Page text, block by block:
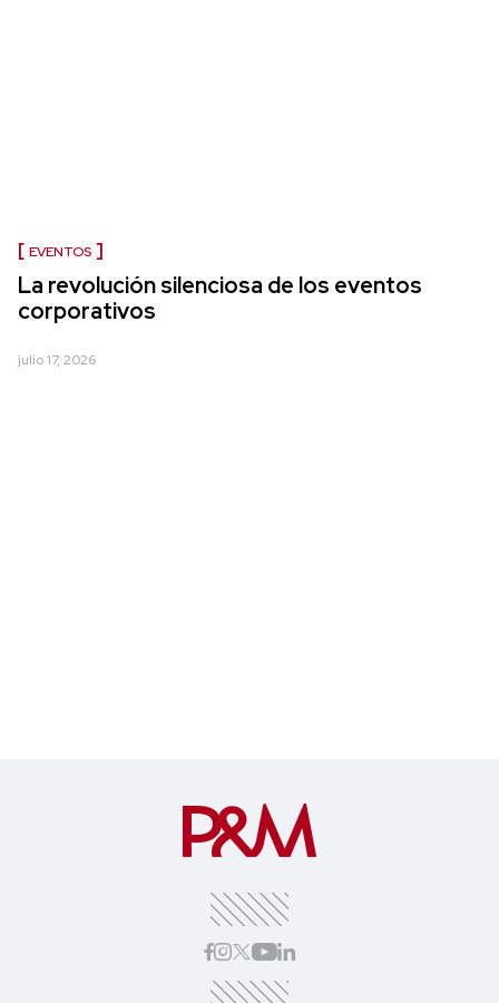
EVENTOS
La revolución silenciosa de los eventos
corporativos
julio 17, 2026